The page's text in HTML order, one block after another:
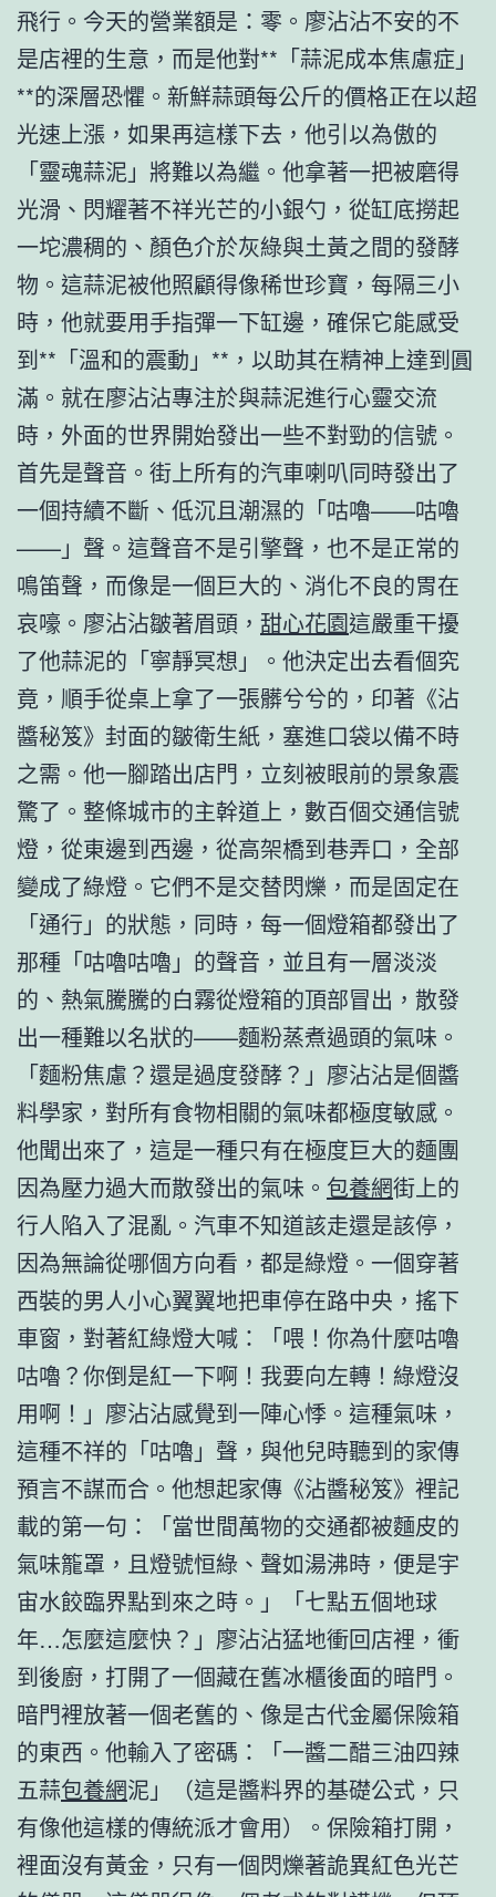
飛行。今天的營業額是：零。廖沾沾不安的不
是店裡的生意，而是他對**「蒜泥成本焦慮症」
**的深層恐懼。新鮮蒜頭每公斤的價格正在以超
光速上漲，如果再這樣下去，他引以為傲的
「靈魂蒜泥」將難以為繼。他拿著一把被磨得
光滑、閃耀著不祥光芒的小銀勺，從缸底撈起
一坨濃稠的、顏色介於灰綠與土黃之間的發酵
物。這蒜泥被他照顧得像稀世珍寶，每隔三小
時，他就要用手指彈一下缸邊，確保它能感受
到**「溫和的震動」**，以助其在精神上達到圓
滿。就在廖沾沾專注於與蒜泥進行心靈交流
時，外面的世界開始發出一些不對勁的信號。
首先是聲音。街上所有的汽車喇叭同時發出了
一個持續不斷、低沉且潮濕的「咕嚕——咕嚕
——」聲。這聲音不是引擎聲，也不是正常的
鳴笛聲，而像是一個巨大的、消化不良的胃在
哀嚎。廖沾沾皺著眉頭， 甜心花園這嚴重干擾
了他蒜泥的「寧靜冥想」。他決定出去看個究
竟，順手從桌上拿了一張髒兮兮的，印著《沾
醬秘笈》封面的皺衛生紙，塞進口袋以備不時
之需。他一腳踏出店門，立刻被眼前的景象震
驚了。整條城市的主幹道上，數百個交通信號
燈，從東邊到西邊，從高架橋到巷弄口，全部
變成了綠燈。它們不是交替閃爍，而是固定在
「通行」的狀態，同時，每一個燈箱都發出了
那種「咕嚕咕嚕」的聲音，並且有一層淡淡
的、熱氣騰騰的白霧從燈箱的頂部冒出，散發
出一種難以名狀的——麵粉蒸煮過頭的氣味。
「麵粉焦慮？還是過度發酵？」廖沾沾是個醬
料學家，對所有食物相關的氣味都極度敏感。
他聞出來了，這是一種只有在極度巨大的麵團
因為壓力過大而散發出的氣味。 包養網街上的
行人陷入了混亂。汽車不知道該走還是該停，
因為無論從哪個方向看，都是綠燈。一個穿著
西裝的男人小心翼翼地把車停在路中央，搖下
車窗，對著紅綠燈大喊：「喂！你為什麼咕嚕
咕嚕？你倒是紅一下啊！我要向左轉！綠燈沒
用啊！」廖沾沾感覺到一陣心悸。這種氣味，
這種不祥的「咕嚕」聲，與他兒時聽到的家傳
預言不謀而合。他想起家傳《沾醬秘笈》裡記
載的第一句：「當世間萬物的交通都被麵皮的
氣味籠罩，且燈號恒綠、聲如湯沸時，便是宇
宙水餃臨界點到來之時。」「七點五個地球
年…怎麼這麼快？」廖沾沾猛地衝回店裡，衝
到後廚，打開了一個藏在舊冰櫃後面的暗門。
暗門裡放著一個老舊的、像是古代金屬保險箱
的東西。他輸入了密碼：「一醬二醋三油四辣
五蒜包養網泥」（這是醬料界的基礎公式，只
有像他這樣的傳統派才會用）。保險箱打開，
裡面沒有黃金，只有一個閃爍著詭異紅色光芒